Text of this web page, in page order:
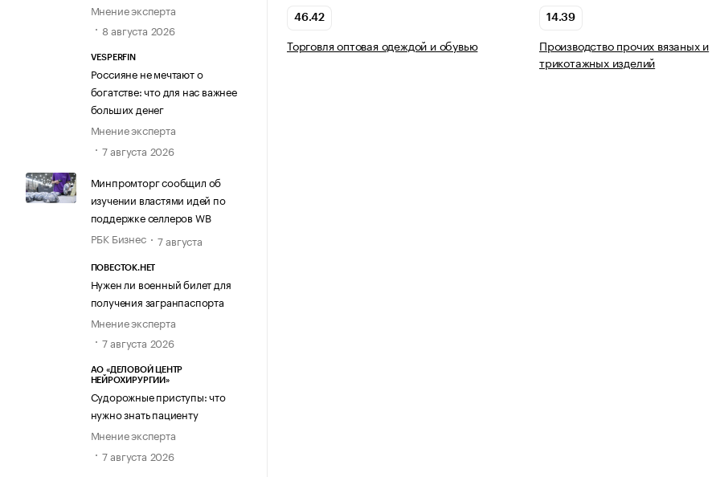
Мнение эксперта
8 августа 2026
VESPERFIN
Россияне не мечтают о
богатстве: что для нас важнее
больших денег
Мнение эксперта
7 августа 2026
Минпромторг сообщил об
изучении властями идей по
поддержке селлеров WB
РБК Бизнес
7 августа
ПОВЕСТОК.НЕТ
Нужен ли военный билет для
получения загранпаспорта
Мнение эксперта
7 августа 2026
АО «ДЕЛОВОЙ ЦЕНТР
НЕЙРОХИРУРГИИ»
Судорожные приступы: что
нужно знать пациенту
Мнение эксперта
7 августа 2026
46.42
Торговля оптовая одеждой и обувью
14.39
Производство прочих вязаных и
трикотажных изделий